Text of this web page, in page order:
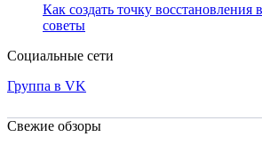
Как создать точку восстановления
советы
Социальные сети
Группа в VK
Свежие обзоры